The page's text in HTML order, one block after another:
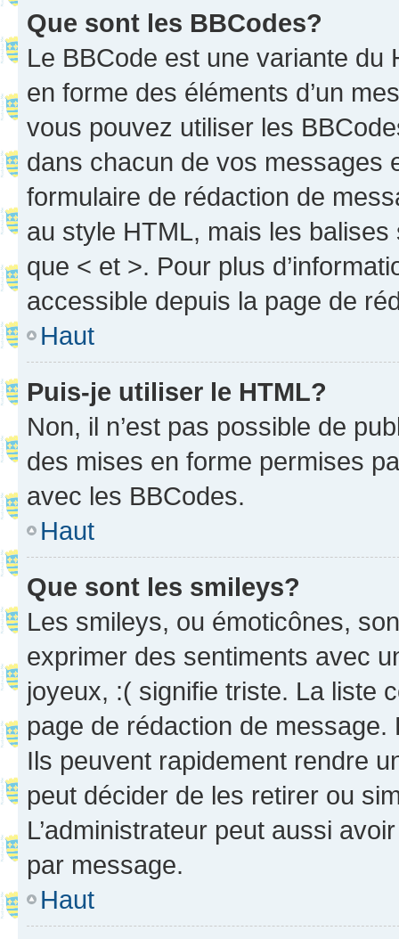
Que sont les BBCodes?
Le BBCode est une variante du
en forme des éléments d’un
vous pouvez utiliser les
dans chacun de vos messages
formulaire de rédaction de
au style HTML, mais les
que < et >. Pour plus
accessible depuis la page de
Haut
Puis-je utiliser le HTML?
Non, il n’est pas possible de
des mises en forme permises
avec les BBCodes.
Haut
Que sont les smileys?
Les smileys, ou émoticônes,
exprimer des sentiments avec
joyeux, :( signifie triste. La liste
page de rédaction de
Ils peuvent rapidement rendre
peut décider de les retirer ou
L’administrateur peut aussi
par message.
Haut